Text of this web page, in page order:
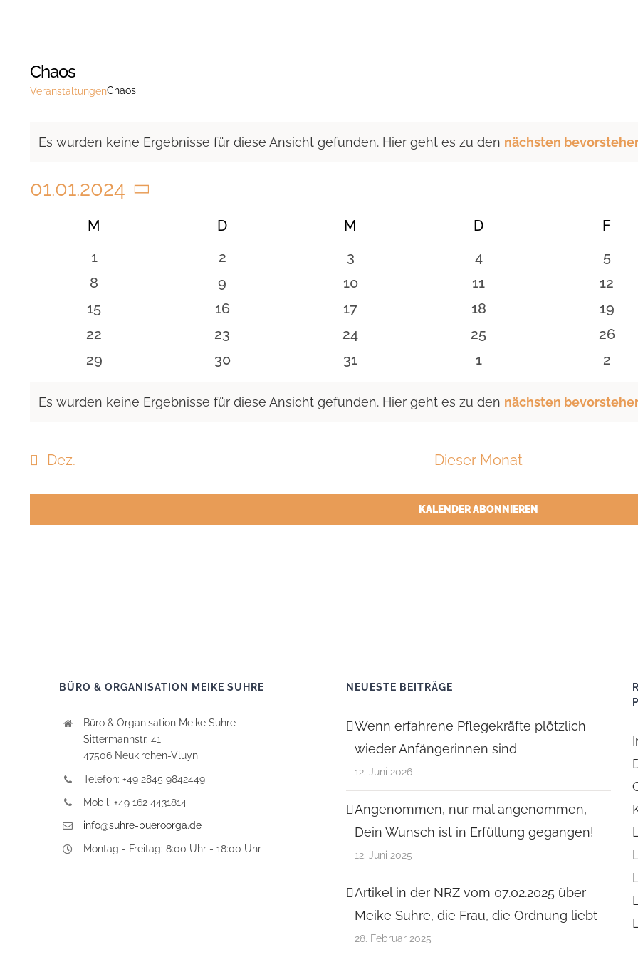
Chaos
VeranstaltungenChaos
Es wurden keine Ergebnisse für diese Ansicht gefunden. Hier geht es zu den nächsten
01.01.2024
Datum
wählen.
Kalender
Veranstaltungen
M DDIENSTAG M DDONNERSTAG F
0
Veranstaltungen
1
0
Veranstaltungen
2
0
Veranstaltungen
3
0
Veranstaltungen
4
0
5
0
Veranstaltungen
8
0
Veranstaltungen
9
0
Veranstaltungen
10
0
Veranstaltungen
11
0
12
0
Veranstaltungen
15
0
Veranstaltungen
16
0
Veranstaltungen
17
0
Veranstaltungen
18
0
19
0
Veranstaltungen
22
0
Veranstaltungen
23
0
Veranstaltungen
24
0
Veranstaltungen
25
0
26
0
29
0
30
0
31
0
1
0
2
Es wurden keine Ergebnisse für diese Ansicht gefunden. Hier geht es zu den nächsten
Dez. Dieser Monat
KALENDER ABONNIEREN
BÜRO & ORGANISATION MEIKE SUHRE
Büro & Organisation Meike Suhre
Sittermannstr. 41
47506 Neukirchen-Vluyn
Telefon: +49 2845 9842449
Mobil: +49 162 4431814
info@suhre-bueroorga.de
Montag - Freitag: 8:00 Uhr - 18:00 Uhr
NEUESTE BEITRÄGE
Wenn erfahrene Pflegekräfte plötzlich
wieder Anfängerinnen sind
12. Juni 2026
Angenommen, nur mal angenommen,
Dein Wunsch ist in Erfüllung gegangen!
12. Juni 2025
Artikel in der NRZ vom 07.02.2025 über
Meike Suhre, die Frau, die Ordnung liebt
28. Februar 2025